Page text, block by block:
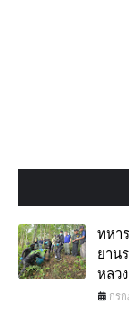
ทหา
ยาน
หลวง
กรก